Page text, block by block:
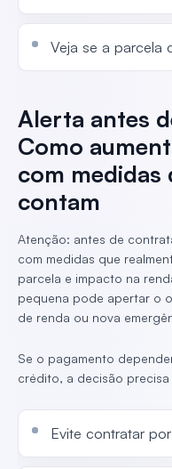
Veja se a parcela
Alerta antes
Como
com medidas
contam
Atenção: antes de
com medidas que
parcela e impacto na
pequena pode apertar o
de renda ou nova
Se o pagamento
crédito, a decisão precisa
Evite contratar